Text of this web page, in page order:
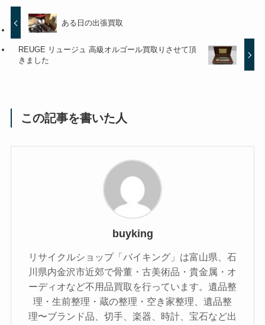
ある日の出張買取
REUGE リュージュ 高級オルゴール買取りさせて頂
きました
この記事を書いた人
buyking
リサイクルショップ「バイキング」は富山県、石
川県内金沢市近郊で骨董・古美術品・貴金属・オ
ーディオなど不用品買取を行っています。遺品整
理・生前整理・蔵の整理・空き家整理、遺品整
理〜ブランド品、切手、楽器、時計、宝石など出